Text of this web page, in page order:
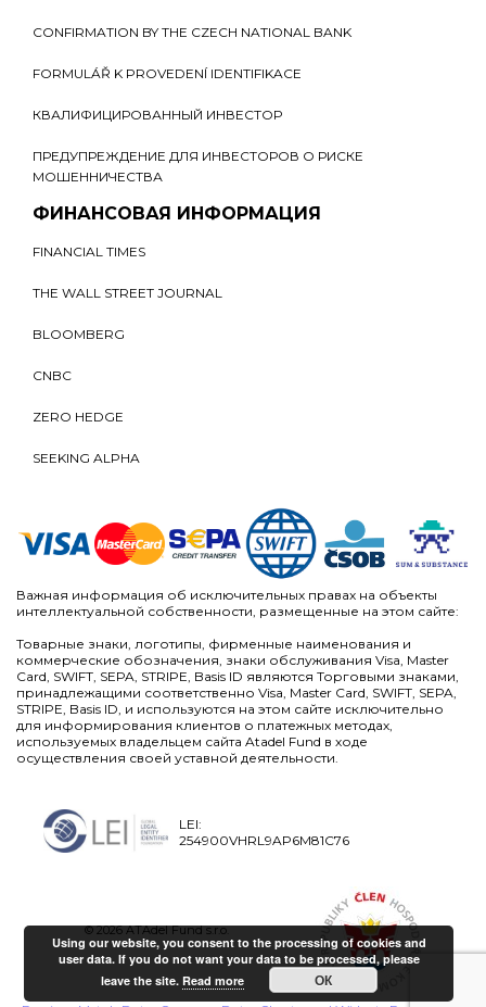
CONFIRMATION BY THE CZECH NATIONAL BANK
FORMULÁŘ K PROVEDENÍ IDENTIFIKACE
КВАЛИФИЦИРОВАННЫЙ ИНВЕСТОР
ПРЕДУПРЕЖДЕНИЕ ДЛЯ ИНВЕСТОРОВ О РИСКЕ
МОШЕННИЧЕСТВА
ФИНАНСОВАЯ ИНФОРМАЦИЯ
FINANCIAL TIMES
THE WALL STREET JOURNAL
BLOOMBERG
CNBC
ZERO HEDGE
SEEKING ALPHA
Важная информация об исключительных правах на объекты
интеллектуальной собственности, размещенные на этом сайте:
Товарные знаки, логотипы, фирменные наименования и
коммерческие обозначения, знаки обслуживания Visa, Master
Card, SWIFT, SEPA, STRIPE, Basis ID являются Торговыми знаками,
принадлежащими соответственно Visa, Master Card, SWIFT, SEPA,
STRIPE, Basis ID, и используются на этом сайте исключительно
для информирования клиентов о платежных методах,
используемых владельцем сайта Atadel Fund в ходе
осуществления своей уставной деятельности.
LEI:
254900VHRL9AP6M81C76
© 2026 ATAdel Fund s.r.o.
Using our website, you consent to the processing of cookies and
user data. If you do not want your data to be processed, please
leave the site. Read more ОК